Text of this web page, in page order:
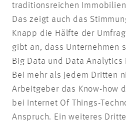
traditionsreichen
Das zeigt auch das
Knapp die Hälfte der
gibt an, dass Unternehmen
Big Data und Data Analytics
Bei mehr als jedem Dritten
Arbeitgeber das Know-how
bei Internet Of Things-
Anspruch. Ein weiteres